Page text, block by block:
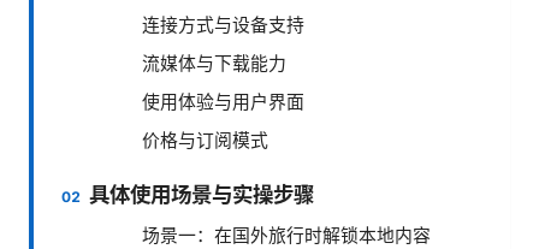
连接方式与设备支持
流媒体与下载能力
使用体验与用户界面
价格与订阅模式
具体使用场景与实操步骤
场景一：在国外旅行时解锁本地内容